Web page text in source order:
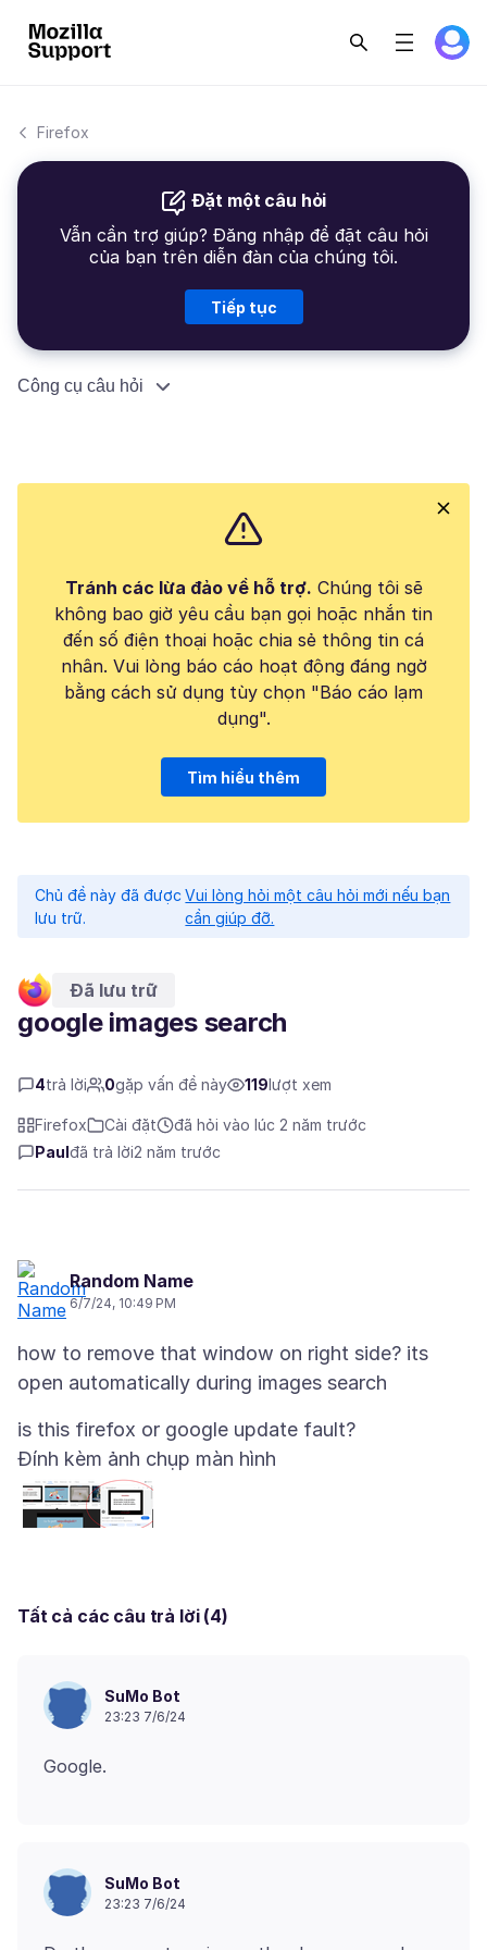
Firefox
Đặt một câu hỏi
Vẫn cần trợ giúp? Đăng nhập để đặt câu hỏi
của bạn trên diễn đàn của chúng tôi.
Tiếp tục
Công cụ câu hỏi
Tránh các lừa đảo về hỗ trợ. Chúng tôi sẽ
không bao giờ yêu cầu bạn gọi hoặc nhắn tin
đến số điện thoại hoặc chia sẻ thông tin cá
nhân. Vui lòng báo cáo hoạt động đáng ngờ
bằng cách sử dụng tùy chọn "Báo cáo lạm
dụng".
Tìm hiểu thêm
Chủ đề này đã được
lưu trữ.
Vui lòng hỏi một câu hỏi mới nếu bạn
cần giúp đỡ.
Đã lưu trữ
google images search
4trả lời 0gặp vấn đề này 119lượt xem
Firefox Cài đặt
đã hỏi vào lúc 2 năm trước
Paulđã trả lời2 năm trước
Random Name
6/7/24, 10:49 PM
how to remove that window on right side? its
Đính kèm ảnh chụp màn hình
Tất cả các câu trả lời (4)
SuMo Bot
23:23 7/6/24
SuMo Bot
23:23 7/6/24